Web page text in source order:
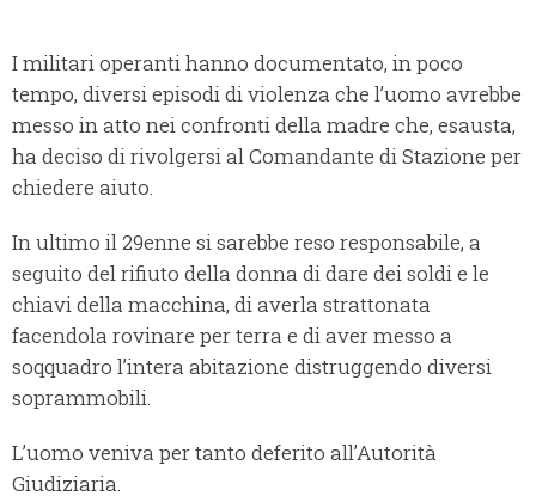
I militari operanti hanno documentato, in poco
tempo, diversi episodi di violenza che l’uomo avrebbe
messo in atto nei confronti della madre che, esausta,
ha deciso di rivolgersi al Comandante di Stazione per
chiedere aiuto.
In ultimo il 29enne si sarebbe reso responsabile, a
seguito del rifiuto della donna di dare dei soldi e le
chiavi della macchina, di averla strattonata
facendola rovinare per terra e di aver messo a
soqquadro l’intera abitazione distruggendo diversi
soprammobili.
L’uomo veniva per tanto deferito all’Autorità
Giudiziaria.